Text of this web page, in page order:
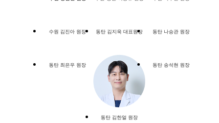
수원 김진아 원장 동탄 김지욱 대표원장 동탄 나승관 원장
동탄 최은우 원장
동탄 김한얼 원장
동탄 송석현 원장